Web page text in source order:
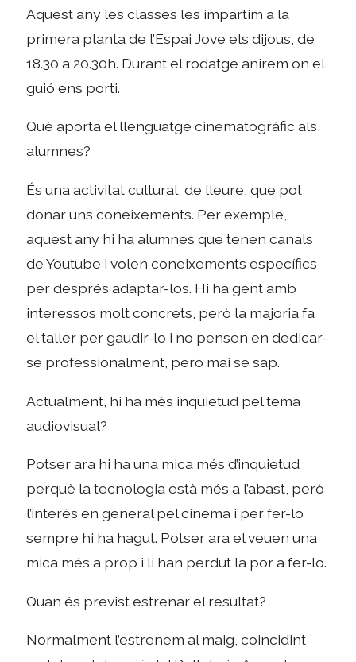
Aquest any les classes les impartim a la
primera planta de l’Espai Jove els dijous, de
18.30 a 20.30h. Durant el rodatge anirem on el
guió ens porti.
Què aporta el llenguatge cinematogràfic als
alumnes?
És una activitat cultural, de lleure, que pot
donar uns coneixements. Per exemple,
aquest any hi ha alumnes que tenen canals
de Youtube i volen coneixements específics
per després adaptar-los. Hi ha gent amb
interessos molt concrets, però la majoria fa
el taller per gaudir-lo i no pensen en dedicar-
se professionalment, però mai se sap.
Actualment, hi ha més inquietud pel tema
audiovisual?
Potser ara hi ha una mica més d’inquietud
perquè la tecnologia està més a l’abast, però
l’interès en general pel cinema i per fer-lo
sempre hi ha hagut. Potser ara el veuen una
mica més a prop i li han perdut la por a fer-lo.
Quan és previst estrenar el resultat?
Normalment l’estrenem al maig, coincidint